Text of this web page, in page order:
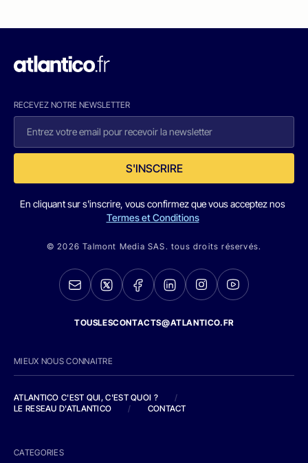
RECEVEZ NOTRE NEWSLETTER
S'INSCRIRE
En cliquant sur s'inscrire, vous confirmez que vous acceptez nos
Termes et Conditions
© 2026 Talmont Media SAS. tous droits réservés.
TOUSLESCONTACTS@ATLANTICO.FR
MIEUX NOUS CONNAITRE
ATLANTICO C'EST QUI, C'EST QUOI ?
/
LE RESEAU D'ATLANTICO
/ CONTACT
CATEGORIES